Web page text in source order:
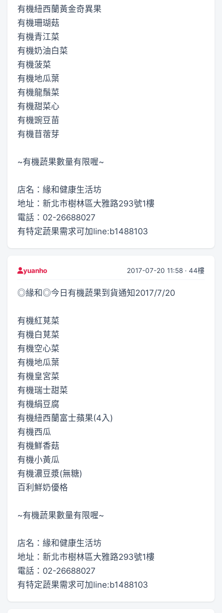
有機紐西蘭黃金奇異果
有機珊瑚菇
有機青江菜
有機奶油白菜
有機菠菜
有機地瓜葉
有機龍鬚菜
有機甜菜心
有機豌豆苗
有機苜蓿芽
~有機蔬果數量有限喔~
店名：緣和健康生活坊
地址：新北市樹林區大雅路293號1樓
電話：02-26688027
有特定蔬果需求可加line:b1488103
yuanho 2017-07-20 11:58 · 44樓
◎緣和◎今日有機蔬果到貨通知2017/7/20
有機紅莧菜
有機白莧菜
有機空心菜
有機地瓜葉
有機皇宮菜
有機瑞士甜菜
有機絹豆腐
有機紐西蘭富士蘋果(4入)
有機西瓜
有機鮮香菇
有機小黃瓜
有機濃豆漿(無糖)
百利鮮奶優格
~有機蔬果數量有限喔~
店名：緣和健康生活坊
地址：新北市樹林區大雅路293號1樓
電話：02-26688027
有特定蔬果需求可加line:b1488103